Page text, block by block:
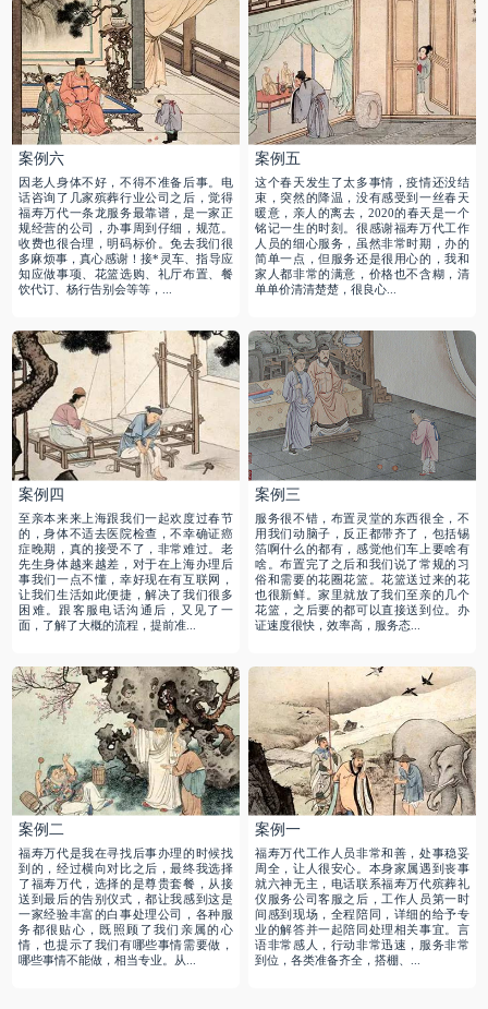
案例六
因老人身体不好，不得不准备后事。电
话咨询了几家殡葬行业公司之后，觉得
福寿万代一条龙服务最靠谱，是一家正
规经营的公司，办事周到仔细，规范。
收费也很合理，明码标价。免去我们很
多麻烦事，真心感谢！接*灵车、指导应
知应做事项、花篮选购、礼厅布置、餐
饮代订、杨行告别会等等，...
案例五
这个春天发生了太多事情，疫情还没结
束，突然的降温，没有感受到一丝春天
暖意，亲人的离去，2020的春天是一个
铭记一生的时刻。很感谢福寿万代工作
人员的细心服务，虽然非常时期，办的
简单一点，但服务还是很用心的，我和
家人都非常的满意，价格也不含糊，清
单单价清清楚楚，很良心...
案例四
至亲本来来上海跟我们一起欢度过春节
的，身体不适去医院检查，不幸确证癌
症晚期，真的接受不了，非常难过。老
先生身体越来越差，对于在上海办理后
事我们一点不懂，幸好现在有互联网，
让我们生活如此便捷，解决了我们很多
困难。跟客服电话沟通后，又见了一
面，了解了大概的流程，提前准...
案例三
服务很不错，布置灵堂的东西很全，不
用我们动脑子，反正都带齐了，包括锡
箔啊什么的都有，感觉他们车上要啥有
啥。布置完了之后和我们说了常规的习
俗和需要的花圈花篮。花篮送过来的花
也很新鲜。家里就放了我们至亲的几个
花篮，之后要的都可以直接送到位。办
证速度很快，效率高，服务态...
案例二
福寿万代是我在寻找后事办理的时候找
到的，经过横向对比之后，最终我选择
了福寿万代，选择的是尊贵套餐，从接
送到最后的告别仪式，都让我感到这是
一家经验丰富的白事处理公司，各种服
务都很贴心，既照顾了我们亲属的心
情，也提示了我们有哪些事情需要做，
哪些事情不能做，相当专业。从...
案例一
福寿万代工作人员非常和善，处事稳妥
周全，让人很安心。本身家属遇到丧事
就六神无主，电话联系福寿万代殡葬礼
仪服务公司客服之后，工作人员第一时
间感到现场，全程陪同，详细的给予专
业的解答并一起陪同处理相关事宜。言
语非常感人，行动非常迅速，服务非常
到位，各类准备齐全，搭棚、...